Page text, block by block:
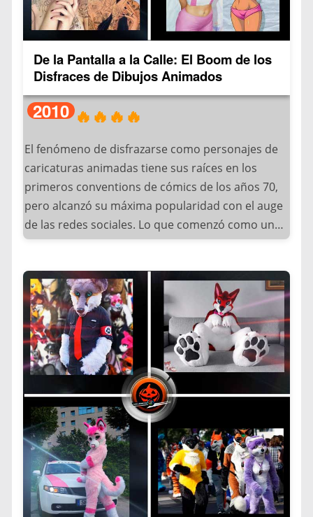
sobrenaturales
– Los disfraces ayudaban a “camuflarse” entre los
Sin embargo, la transición específica a máscaras
de calabaza se produjo cuando:
– Los inmigrantes irlandeses llegaron a América
en el siglo XIX
– Descubrieron que las calabazas nativas eran
más fáciles de tallar
– La tradición se mezcló con otras influencias
culturales
ocurrió gracias a: el personaje de Jack-o’-lantern
en el folklore irlandés, La película “Halloween”
(1978) de John Carpenter y Series como “The
Great Pumpkin” de Charlie Brown.
Actualmente, las máscaras de calabaza han
evolucionado para incluir: Versiones glow-in-the-
dark con tecnología LED, diseños inspirados en
personajes de videojuegos, interpretaciones
artísticas contemporáneas y materiales
innovadores como silicona y látex.
Este icónico elemento de Halloween continúa
De la Pantalla a la Calle: El Boom de los
Disfraces de Dibujos Animados
2010 🔥🔥🔥🔥
El fenómeno de disfrazarse como personajes de
caricaturas animadas tiene sus raíces en los
primeros conventions de cómics de los años 70,
pero alcanzó su máxima popularidad con el auge
de las redes sociales. Lo que comenzó como un
hobby para superfans se transformó en un
– La nostalgia por personajes icónicos de la
infancia
– El perfeccionamiento de técnicas de maquillaje
corporal para caracterizar la caricatura o dibujo
animado.
– La democratización de materiales para cosplay
– Plataformas como Instagram que premiaban la
creatividad
Originalmente, estos disfraces se limitaban a
convenciones especializadas. Sin embargo, la
tendencia explotó cuando: Celebridades como
Ariana Grande comenzaron a usarlos en